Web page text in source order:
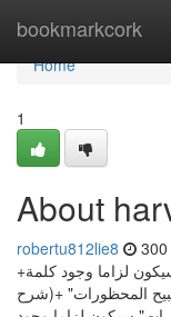
bookmarkcork
Home
Home
1
About
robertu812lie8
+شرح +قاعدة +"الضرورات تبيح المحظورات" سيكون لزاما وجود كلمة
المحظورات" +(شرح